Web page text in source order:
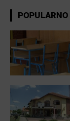
POPULARNO